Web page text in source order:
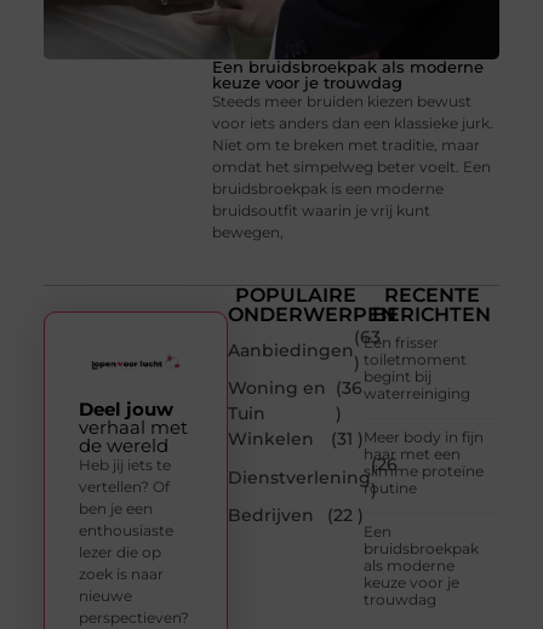
Een bruidsbroekpak als moderne
keuze voor je trouwdag
Steeds meer bruiden kiezen bewust
voor iets anders dan een klassieke jurk.
Niet om te breken met traditie, maar
omdat het simpelweg beter voelt. Een
bruidsbroekpak is een moderne
bruidsoutfit waarin je vrij kunt
bewegen,
POPULAIRE
ONDERWERPEN
Aanbiedingen
(63
)
Woning en
Tuin
(36
)
Winkelen
(31 )
Dienstverlening
(26
)
Bedrijven
(22 )
RECENTE
BERICHTEN
Een frisser
toiletmoment
begint bij
waterreiniging
Meer body in fijn
haar met een
slimme proteïne
routine
Een
bruidsbroekpak
als moderne
keuze voor je
trouwdag
Deel jouw
verhaal met
de wereld
Heb jij iets te
vertellen? Of
ben je een
enthousiaste
lezer die op
zoek is naar
nieuwe
perspectieven?